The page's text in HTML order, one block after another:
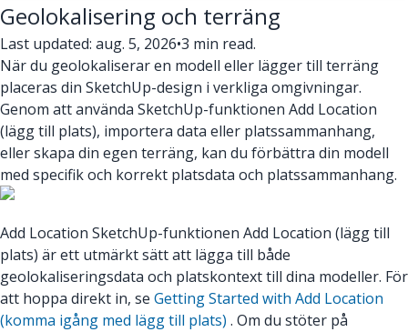
Geolokalisering och terräng
Last updated: aug. 5, 2026•3 min read.
När du geolokaliserar en modell eller lägger till terräng
placeras din SketchUp-design i verkliga omgivningar.
Genom att använda SketchUp-funktionen Add Location
(lägg till plats), importera data eller platssammanhang,
eller skapa din egen terräng, kan du förbättra din modell
med specifik och korrekt platsdata och platssammanhang.
Add Location SketchUp-funktionen Add Location (lägg till
plats) är ett utmärkt sätt att lägga till både
geolokaliseringsdata och platskontext till dina modeller. För
att hoppa direkt in, se Getting Started with Add Location
(komma igång med lägg till plats) . Om du stöter på